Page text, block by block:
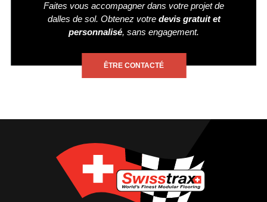
Faites vous accompagner dans votre projet de
dalles de sol. Obtenez votre devis gratuit et
personnalisé, sans engagement.
ÊTRE CONTACTÉ